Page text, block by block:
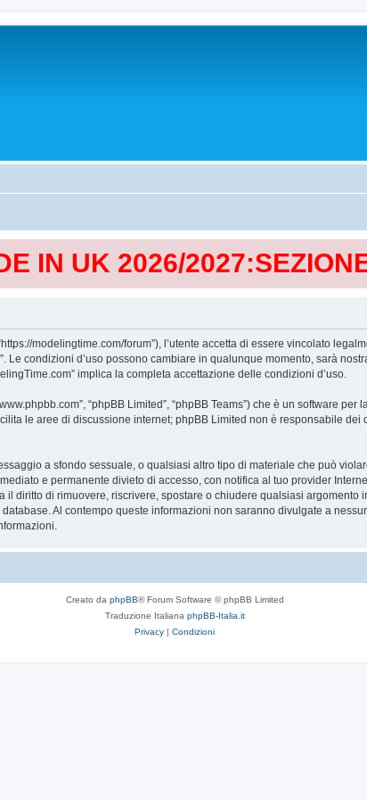
IN UK 2026/
modelingtime.com/forum”), l’utente accetta di essere vincolato
Le condizioni d’uso possono cambiare in qualunque momento, sarà
implica la completa accettazione delle condizioni d’uso.
“phpBB Limited”, “phpBB Teams”) che è un software
le aree di discussione internet; phpBB Limited non è responsabile
a sfondo sessuale, o qualsiasi altro tipo di materiale che può
e permanente divieto di accesso, con notifica al tuo provider
diritto di rimuovere, riscrivere, spostare o chiudere qualsiasi
Al contempo queste informazioni non saranno divulgate a
Creato da phpBB® Forum Software © phpBB Limited
Traduzione Italiana phpBB-Italia.it
Privacy | Condizioni